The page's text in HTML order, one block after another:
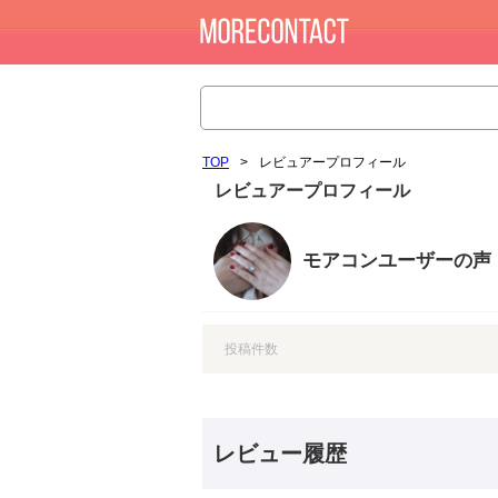
TOP > レビュアープロフィール
レビュアープロフィール
モアコンユーザーの声
投稿件数
レビュー履歴